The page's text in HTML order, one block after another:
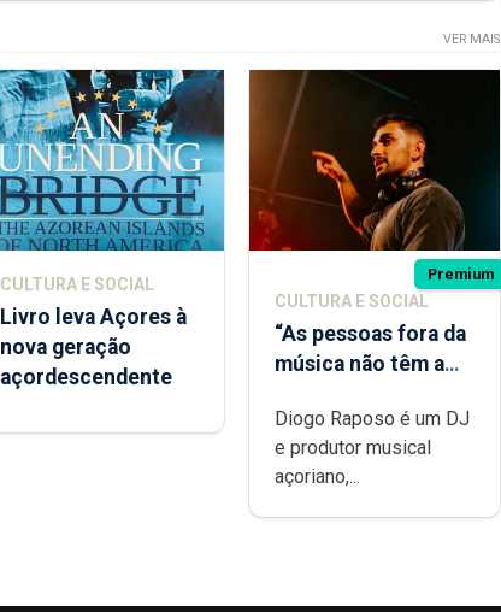
VER MAIS
CULTURA E SOCIAL
Livro leva Açores à
nova geração
açordescendente
Premium
CULTURA E SOCIAL
“As pessoas fora da
música não têm a
difícil é produzir
uma música”
Diogo Raposo é um DJ
e produtor musical
açoriano,...